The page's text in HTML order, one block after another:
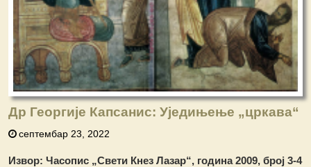
Др Георгије Капсанис: Уједињење „цркава“
септембар 23, 2022
Извор: Часопис „Свети Кнез Лазар“, година 2009, број 3-4